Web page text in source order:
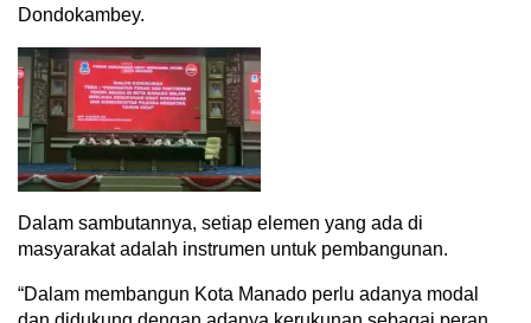
Dondokambey.
Dalam sambutannya, setiap elemen yang ada di
masyarakat adalah instrumen untuk pembangunan.
“Dalam membangun Kota Manado perlu adanya modal